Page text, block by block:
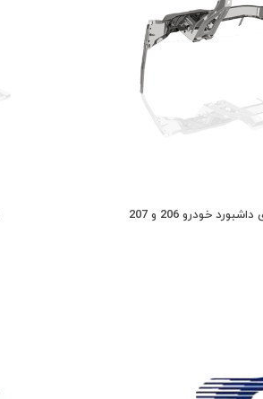
خودرو 206 و 207